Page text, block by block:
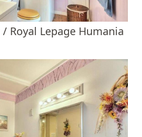
Royal Lepage Humania